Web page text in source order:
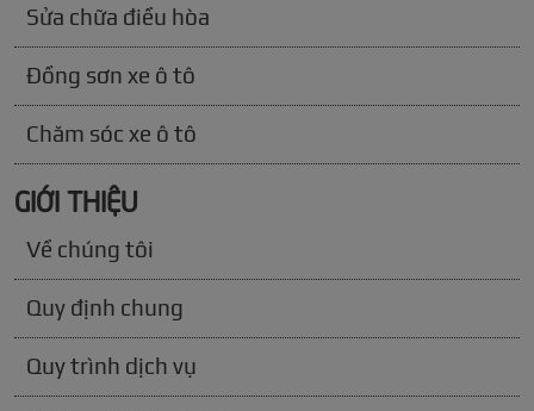
Sửa chữa điều hòa
Đồng sơn xe ô tô
Chăm sóc xe ô tô
GIỚI THIỆU
Về chúng tôi
Quy định chung
Quy trình dịch vụ